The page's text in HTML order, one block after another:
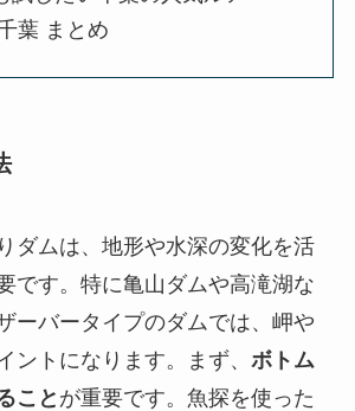
葉 まとめ
ダムは、地形や水深の変化を活
です。特に亀山ダムや高滝湖な
ーバータイプのダムでは、岬や
ントになります。まず、 ボトム
こと が重要です。魚探を使った